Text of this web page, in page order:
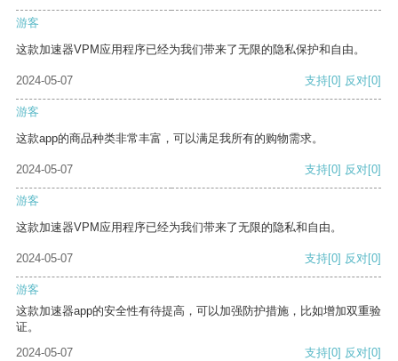
游客
这款加速器VPM应用程序已经为我们带来了无限的隐私保护和自由。
2024-05-07 支持[0] 反对[0]
游客
这款app的商品种类非常丰富，可以满足我所有的购物需求。
2024-05-07 支持[0] 反对[0]
游客
这款加速器VPM应用程序已经为我们带来了无限的隐私和自由。
2024-05-07 支持[0] 反对[0]
游客
这款加速器app的安全性有待提高，可以加强防护措施，比如增加双重验
证。
2024-05-07
支持[0] 反对[0]